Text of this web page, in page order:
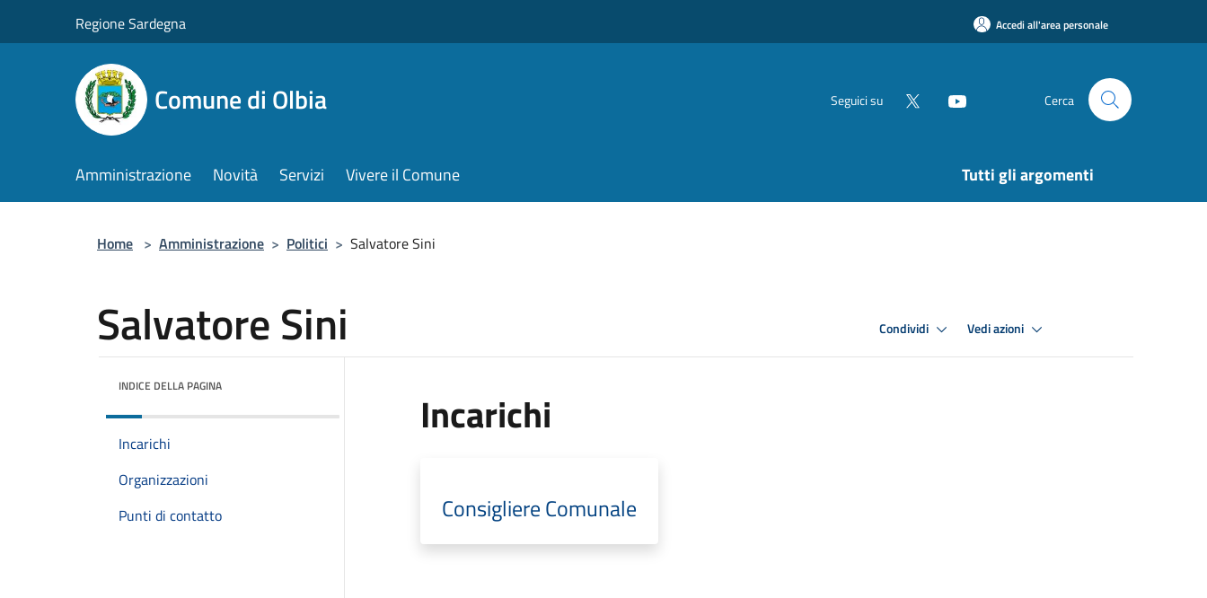
Regione Sardegna Accedi all'area personale
Comune di Olbia Seguici su Cerca
Amministrazione Novità Servizi Vivere il Comune Tutti gli argomenti
Home > Amministrazione > Politici > Salvatore Sini
Salvatore Sini Condividi Vedi azioni
INDICE DELLA PAGINA
Incarichi
Organizzazioni
Punti di contatto
Incarichi
Consigliere Comunale